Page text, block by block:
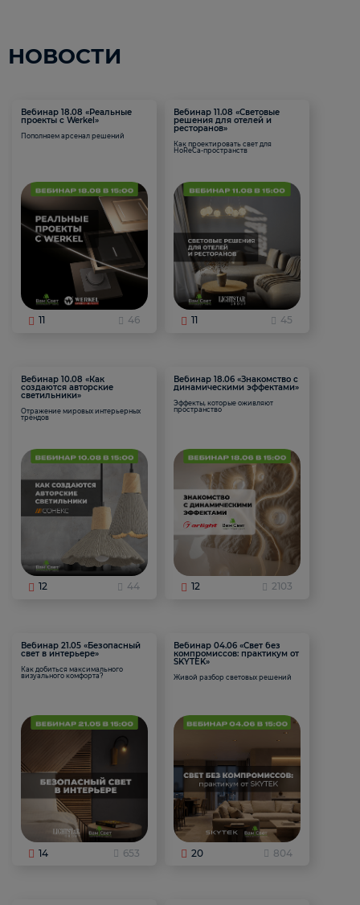
НОВОСТИ
Вебинар 18.08 «Реальные
проекты с Werkel»
Пополняем арсенал решений
11 46
Вебинар 11.08 «Световые
решения для отелей и
ресторанов»
Как проектировать свет для
HoReCa-пространств
11 45
Вебинар 10.08 «Как
создаются авторские
светильники»
Отражение мировых интерьерных
трендов
12 44
Вебинар 18.06 «Знакомство с
динамическими эффектами»
Эффекты, которые оживляют
пространство
12 2103
Вебинар 21.05 «Безопасный
свет в интерьере»
Как добиться максимального
визуального комфорта?
14 653
Вебинар 04.06 «Свет без
компромиссов: практикум от
SKYTEK»
Живой разбор световых решений
20 804